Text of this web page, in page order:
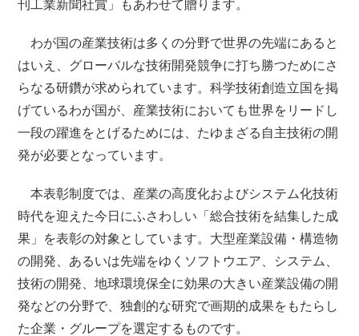
刊工業新聞社賞」もあわせて贈ります。
わが国の産業技術は多くの分野で世界の先端にあると
はいえ、グローバルな技術開発競争に打ち勝つためにさ
らなる研鑽が求められています。科学技術創造立国を掲
げているわが国が、産業技術においても世界をリードし
一段の躍進をとげるためには、たゆまざる自主技術の開
発が必要となっています。
本表彰制度では、産業の高度化およびシステム化技術
時代を迎えた今日にふさわしい「総合技術を結集した成
果」を表彰の対象としています。大型産業設備・構造物
の開発、あるいは先端をゆくソフトウエア、システム、
技術の開発、地球環境保全に効果の大きい産業設備の開
発などの分野で、独創的な研究で画期的成果をもたらし
た企業・グループを選定するものです。